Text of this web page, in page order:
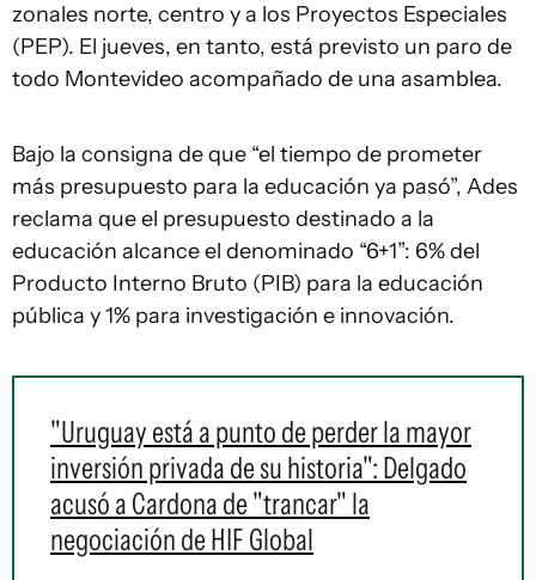
zonales norte, centro y a los Proyectos Especiales
(PEP). El jueves, en tanto, está previsto un paro de
todo Montevideo acompañado de una asamblea.
Bajo la consigna de que “el tiempo de prometer
más presupuesto para la educación ya pasó”, Ades
reclama que el presupuesto destinado a la
educación alcance el denominado “6+1”: 6% del
Producto Interno Bruto (PIB) para la educación
pública y 1% para investigación e innovación.
"Uruguay está a punto de perder la mayor
inversión privada de su historia": Delgado
acusó a Cardona de "trancar" la
negociación de HIF Global